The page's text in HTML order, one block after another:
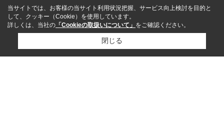
当サイトでは、お客様の当サイト利用状況把握、サービス向上検討を目的と
して、クッキー（Cookie）を使用しています。
詳しくは、当社の 「Cookieの取扱いについて」 をご確認ください。
閉じる